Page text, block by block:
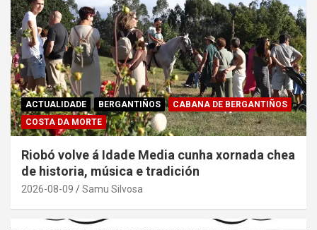
ACTUALIDADE BERGANTIÑOS
CABANA DE BERGANTIÑOS
COSTA DA MORTE
Riobó volve á Idade Media cunha xornada chea
de historia, música e tradición
2026-08-09 Samu Silvosa